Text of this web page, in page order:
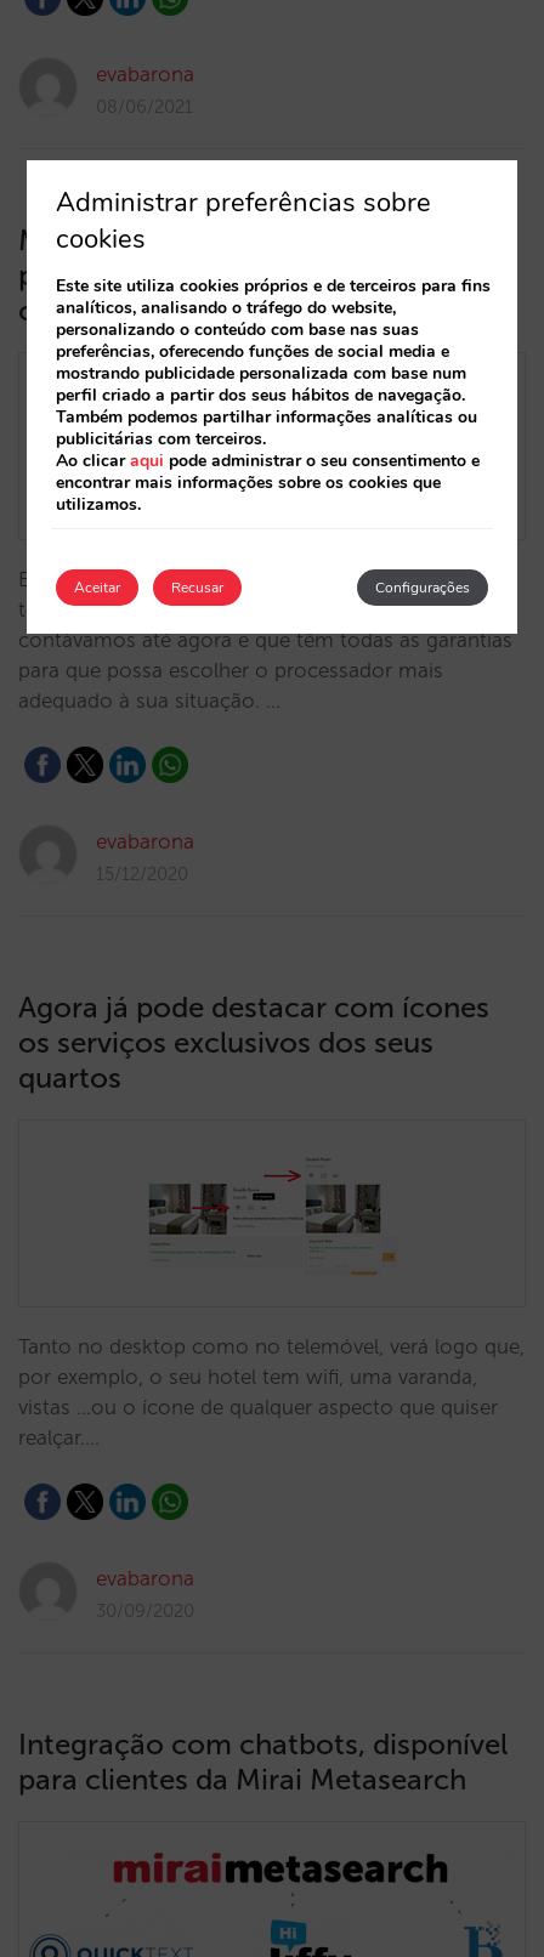
evabarona
08/06/2021
Mirai integra-se com todos estes
processadores de pagamentos que
cumprem o PSD2
Estreamos quatro integrações do mais alto nível,
todas estas plataformas unem-se às que já
contávamos até agora e que têm todas as garantias
para que possa escolher o processador mais
adequado à sua situação. …
evabarona
15/12/2020
Agora já pode destacar com ícones
os serviços exclusivos dos seus
quartos
Tanto no desktop como no telemóvel, verá logo que,
por exemplo, o seu hotel tem wifi, uma varanda,
vistas ...ou o ícone de qualquer aspecto que quiser
realçar.…
evabarona
30/09/2020
Integração com chatbots, disponível
para clientes da Mirai Metasearch
Administrar preferências sobre
cookies
Este site utiliza cookies próprios e de terceiros para fins
analíticos, analisando o tráfego do website,
personalizando o conteúdo com base nas suas
preferências, oferecendo funções de social media e
mostrando publicidade personalizada com base num
perfil criado a partir dos seus hábitos de navegação.
Também podemos partilhar informações analíticas ou
publicitárias com terceiros.
Ao clicaraqui pode administrar o seu consentimento e
encontrar mais informações sobre os cookies que
utilizamos.
Aceitar Configurações
Recusar